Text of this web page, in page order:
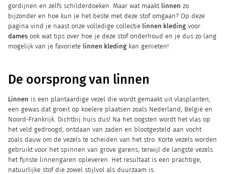
gordijnen en zelfs schilderdoeken. Maar wat maakt linnen zo
bijzonder en hoe kun je het beste met deze stof omgaan? Op deze
pagina vind je naast onze volledige collectie linnen kleding voor
dames ook wat tips over hoe je deze stof onderhoud en je dus zo lang
mogelijk van je favoriete linnen kleding kan genieten!
De oorsprong van linnen
Linnen is een plantaardige vezel die wordt gemaakt uit vlasplanten,
een gewas dat groeit op koelere plaatsen zoals Nederland, België en
Noord-Frankrijk. Dichtbij huis dus! Na het oogsten wordt het vlas op
het veld gedroogd, ontdaan van zaden en blootgesteld aan vocht
zoals dauw om de vezels te scheiden van het stro. Korte vezels worden
gebruikt voor het spinnen van grove garens, terwijl de langste vezels
het fijnste linnengaren opleveren. Het resultaat is een prachtige,
natuurlijke stof die zowel stijlvol als duurzaam is.